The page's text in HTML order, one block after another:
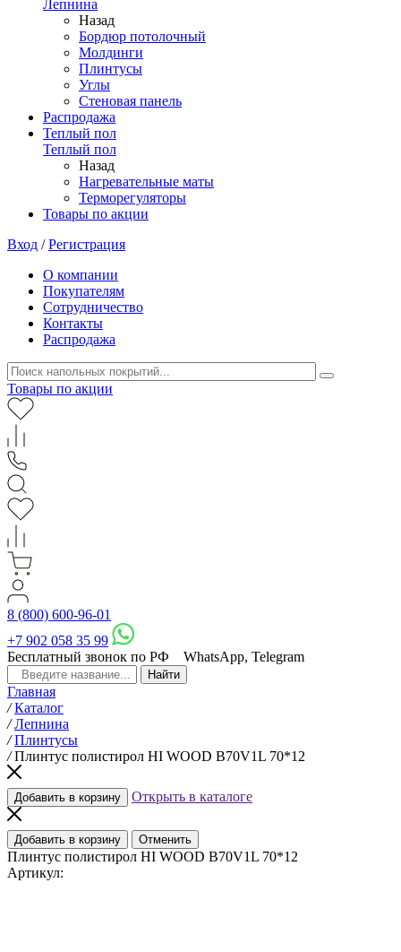
Лепнина
Назад
Бордюр потолочный
Молдинги
Плинтусы
Углы
Стеновая панель
Распродажа
Теплый пол
Теплый пол
Назад
Нагревательные маты
Терморегуляторы
Товары по акции
Вход /Регистрация
О компании
Покупателям
Сотрудничество
Контакты
Распродажа
Товары по акции
8 (800) 600-96-01
+7 902 058 35 99
Бесплатный звонок по РФ
WhatsApp, Telegram
Главная
/ Каталог
/ Лепнина
/ Плинтусы
/ Плинтус полистирол HI WOOD B70V1L 70*12
Добавить в корзину Открыть в каталоге
Добавить в корзину Отменить
Плинтус полистирол HI WOOD B70V1L 70*12
Артикул: